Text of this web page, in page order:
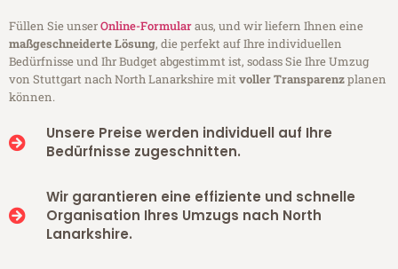
Füllen Sie unserOnline-Formularaus, und wir liefern Ihnen eine
maßgeschneiderte Lösung, die perfekt auf Ihre individuellen
Bedürfnisse und Ihr Budget abgestimmt ist, sodass Sie Ihre Umzug
von Stuttgart nach North Lanarkshire mitvoller Transparenzplanen
können.
Unsere Preise werden individuell auf Ihre
Bedürfnisse zugeschnitten.
Wir garantieren eine effiziente und schnelle
Organisation Ihres Umzugs nach North
Lanarkshire.